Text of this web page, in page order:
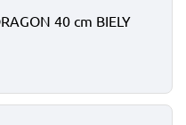
40 cm BIELY